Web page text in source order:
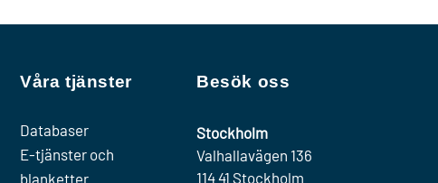
Våra tjänster
Databaser
E-tjänster och
blanketter
Besök oss
Stockholm
Valhallavägen 136
114 41 Stockholm